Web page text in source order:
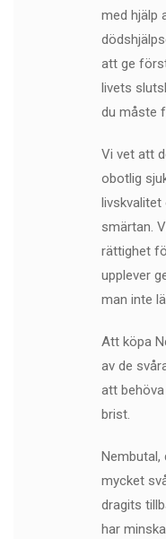
med hjälp
att ge
livets
du måste
Vi vet att
obotlig
livskvalitet
smärtan.
rättighet
upplever
man inte
Att köpa
av de
att
brist.
Nembutal,
mycket
dragits
har